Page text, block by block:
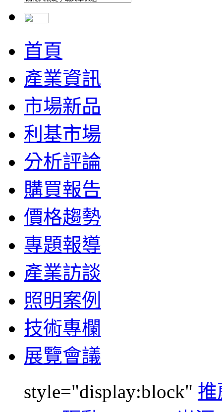
首頁
產業資訊
市場新品
利基市場
分析評論
購買報告
價格趨勢
專題報導
產業訪談
照明案例
技術專欄
展覽會議
style="display:block" 推